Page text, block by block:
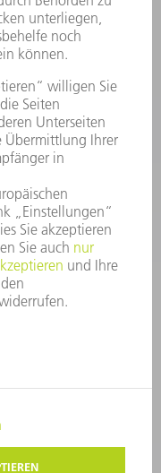
Uhr
App Mo - Fr:
- 12:00 Uhr
Uhr
- 17:30 Uhr